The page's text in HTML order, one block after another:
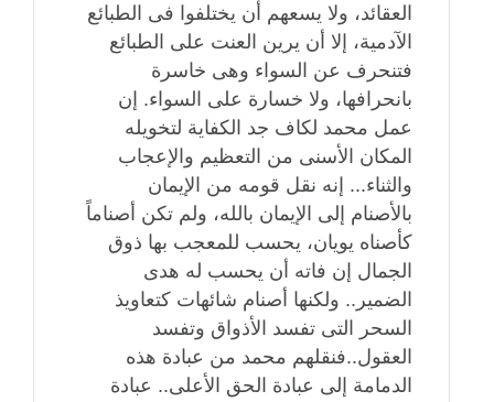
العقائد، ولا يسعهم أن يختلفوا فى الطبائع
الآدمية، إلا أن يرين العنت على الطبائع
فتنحرف عن السواء وهى خاسرة
بانحرافها، ولا خسارة على السواء. إن
عمل محمد لكاف جد الكفاية لتخويله
المكان الأسنى من التعظيم والإعجاب
والثناء... إنه نقل قومه من الإيمان
بالأصنام إلى الإيمان بالله، ولم تكن أصناماً
كأصناه يويان، يحسب للمعجب بها ذوق
الجمال إن فاته أن يحسب له هدى
الضمير.. ولكنها أصنام شائهات كتعاويذ
السحر التى تفسد الأذواق وتفسد
العقول..فنقلهم محمد من عبادة هذه
الدمامة إلى عبادة الحق الأعلى.. عبادة